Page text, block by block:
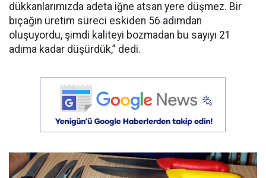
dükkanlarımızda adeta iğne atsan yere düşmez. Bir
bıçağın üretim süreci eskiden 56 adımdan
oluşuyordu, şimdi kaliteyi bozmadan bu sayıyı 21
adıma kadar düşürdük,” dedi.